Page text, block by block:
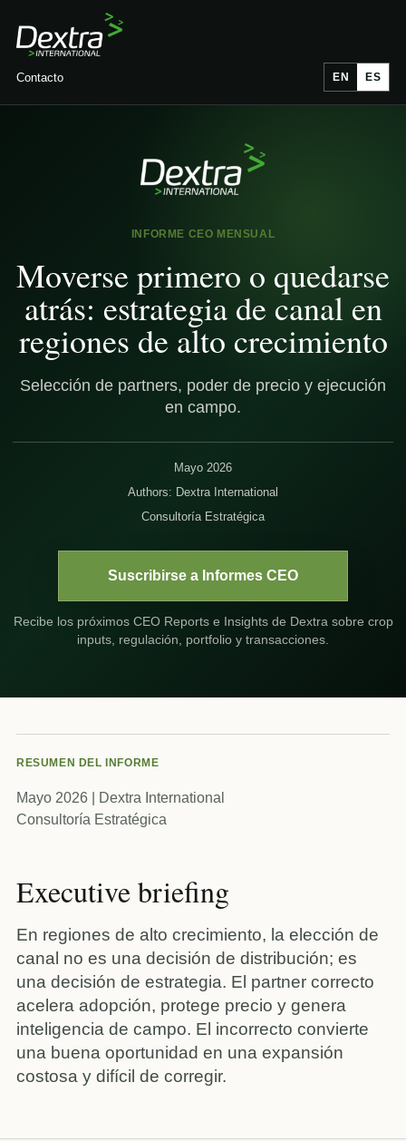
Contacto EN ES
INFORME CEO MENSUAL
Moverse primero o quedarse
atrás: estrategia de canal en
regiones de alto crecimiento
Selección de partners, poder de precio y ejecución
en campo.
Mayo 2026
Authors: Dextra International
Consultoría Estratégica
Suscribirse a Informes CEO
Recibe los próximos CEO Reports e Insights de Dextra sobre crop
inputs, regulación, portfolio y transacciones.
RESUMEN DEL INFORME
Mayo 2026 | Dextra International
Consultoría Estratégica
Executive briefing
En regiones de alto crecimiento, la elección de
canal no es una decisión de distribución; es
una decisión de estrategia. El partner correcto
acelera adopción, protege precio y genera
inteligencia de campo. El incorrecto convierte
una buena oportunidad en una expansión
costosa y difícil de corregir.